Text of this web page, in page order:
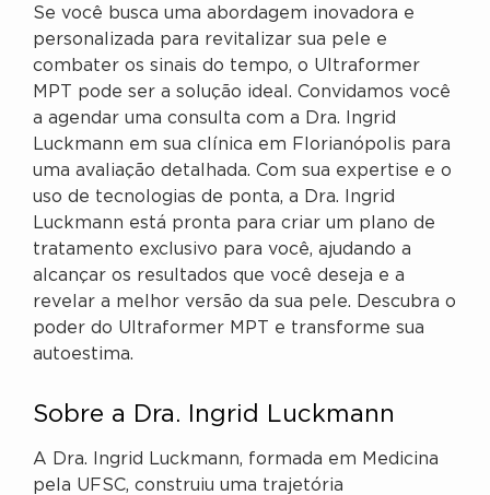
Se você busca uma abordagem inovadora e
personalizada para revitalizar sua pele e
combater os sinais do tempo, o Ultraformer
MPT pode ser a solução ideal. Convidamos você
a agendar uma consulta com a Dra. Ingrid
Luckmann em sua clínica em Florianópolis para
uma avaliação detalhada. Com sua expertise e o
uso de tecnologias de ponta, a Dra. Ingrid
Luckmann está pronta para criar um plano de
tratamento exclusivo para você, ajudando a
alcançar os resultados que você deseja e a
revelar a melhor versão da sua pele. Descubra o
poder do Ultraformer MPT e transforme sua
autoestima.
Sobre a Dra. Ingrid Luckmann
A Dra. Ingrid Luckmann, formada em Medicina
pela UFSC, construiu uma trajetória